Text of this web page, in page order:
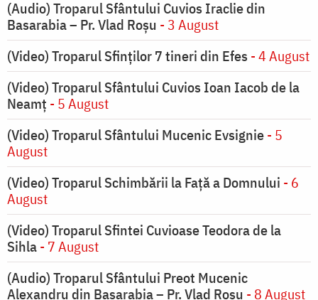
(Audio) Troparul Sfântului Cuvios Iraclie din
Basarabia – Pr. Vlad Roșu - 3 August
(Video) Troparul Sfinților 7 tineri din Efes - 4 August
(Video) Troparul Sfântului Cuvios Ioan Iacob de la
Neamț - 5 August
(Video) Troparul Sfântului Mucenic Evsignie- 5
August
(Video) Troparul Schimbării la Față a Domnului - 6
August
(Video) Troparul Sfintei Cuvioase Teodora de la
Sihla- 7 August
(Audio) Troparul Sfântului Preot Mucenic
Alexandru din Basarabia – Pr. Vlad Roșu - 8 August